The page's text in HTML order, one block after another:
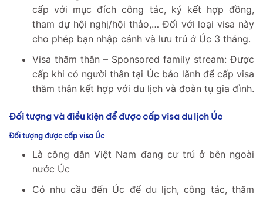
cấp với mục đích công tác, ký kết hợp đồng,
tham dự hội nghị/hội thảo,… Đối với loại visa này
cho phép bạn nhập cảnh và lưu trú ở Úc 3 tháng.
Visa thăm thân – Sponsored family stream: Được
cấp khi có người thân tại Úc bảo lãnh để cấp visa
thăm thân kết hợp với du lịch và đoàn tụ gia đình.
Đối tượng và điều kiện để được cấp visa du lịch Úc
Đối tượng được cấp visa Úc
Là công dân Việt Nam đang cư trú ở bên ngoài
nước Úc
Có nhu cầu đến Úc để du lịch, công tác, thăm